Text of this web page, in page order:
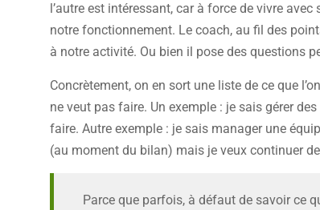
l’autre est intéressant, car à force de vivre
notre fonctionnement. Le coach, au fil des
à notre activité. Ou bien il pose des questions
Concrètement, on en sort une liste de ce que
ne veut pas faire. Un exemple : je sais gérer
faire. Autre exemple : je sais manager une
(au moment du bilan) mais je veux continuer
Parce que parfois, à défaut de savoir ce